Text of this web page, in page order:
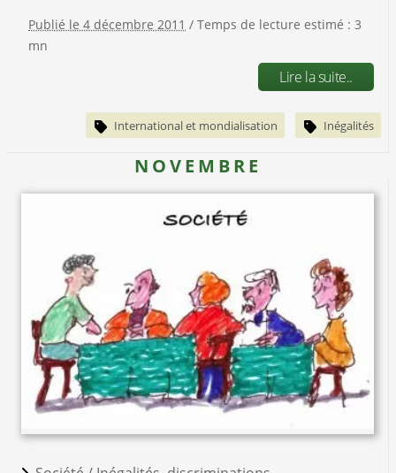
Publié le 4 décembre 2011 / Temps de lecture estimé : 3
mn
Lire la suite..
International et mondialisation Inégalités
NOVEMBRE